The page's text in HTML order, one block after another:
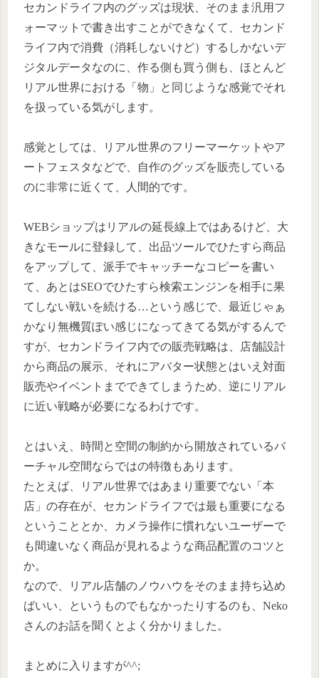
セカンドライフ内のグッズは現状、そのまま汎用フ
ォーマットで書き出すことができなくて、セカンド
ライフ内で消費（消耗しないけど）するしかないデ
ジタルデータなのに、作る側も買う側も、ほとんど
リアル世界における「物」と同じような感覚でそれ
を扱っている気がします。
感覚としては、リアル世界のフリーマーケットやア
ートフェスタなどで、自作のグッズを販売している
のに非常に近くて、人間的です。
WEBショップはリアルの延長線上ではあるけど、大
きなモールに登録して、出品ツールでひたすら商品
をアップして、派手でキャッチーなコピーを書い
て、あとはSEOでひたすら検索エンジンを相手に果
てしない戦いを続ける…という感じで、最近じゃぁ
かなり無機質ぽい感じになってきてる気がするんで
すが、セカンドライフ内での販売戦略は、店舗設計
から商品の展示、それにアバター状態とはいえ対面
販売やイベントまでできてしまうため、逆にリアル
に近い戦略が必要になるわけです。
とはいえ、時間と空間の制約から開放されているバ
ーチャル空間ならではの特徴もあります。
たとえば、リアル世界ではあまり重要でない「本
店」の存在が、セカンドライフでは最も重要になる
ということとか、カメラ操作に慣れないユーザーで
も間違いなく商品が見れるような商品配置のコツと
か。
なので、リアル店舗のノウハウをそのまま持ち込め
ばいい、というものでもなかったりするのも、Neko
さんのお話を聞くとよく分かりました。
まとめに入りますが^^;